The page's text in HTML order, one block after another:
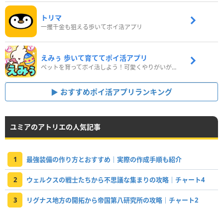
トリマ
一攫千金も狙える歩いてポイ活アプリ
えみぅ 歩いて育ててポイ活アプリ
ペットを育ってポイ活しよう！可愛くやりがいがある新感覚アプリ
おすすめポイ活アプリランキング
ユミアのアトリエの人気記事
1 最強装備の作り方とおすすめ｜実際の作成手順も紹介
2 ウェルクスの戦士たちから不思議な集まりの攻略｜チャート4
3 リグナス地方の開拓から帝国第八研究所の攻略｜チャート2